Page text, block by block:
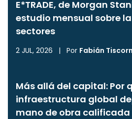
E*TRADE, de Morgan
estudio mensual sobre
sectores
2 JUL, 2026 | Por Fabián
Más allá del capital: Por
infraestructura global
mano de obra calificada